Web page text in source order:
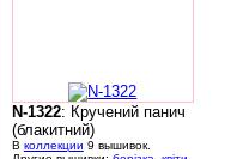
N-1322: Кручений панич
(блакитний)
В коллекции 9 вышивок.